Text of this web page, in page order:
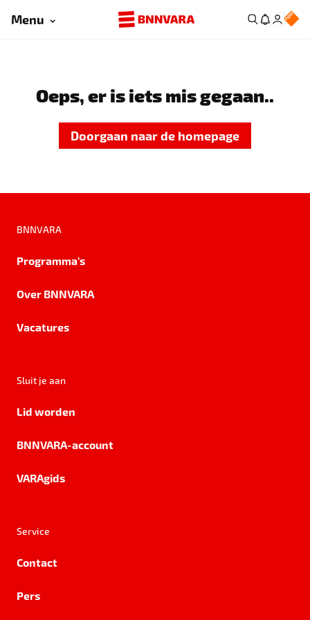
Menu
Oeps, er is iets mis gegaan..
Doorgaan naar de homepage
BNNVARA
Programma's
Over BNNVARA
Vacatures
Sluit je aan
Lid worden
BNNVARA-account
VARAgids
Service
Contact
Pers